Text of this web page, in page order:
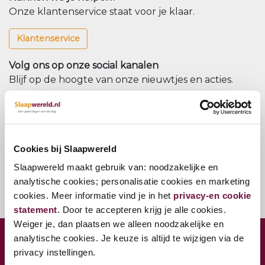
Cookies bij Slaapwereld
Slaapwereld maakt gebruik van: noodzakelijke en
analytische cookies; personalisatie cookies en marketing
cookies. Meer informatie vind je in het privacy-en cookie
statement. Door te accepteren krijg je alle cookies.
Weiger je, dan plaatsen we alleen noodzakelijke en
analytische cookies. Je keuze is altijd te wijzigen via de
privacy instellingen.
Onze klantenservice staat voor je klaar.
Klantenservice
Volg ons op onze social kanalen
Blijf op de hoogte van onze nieuwtjes en acties.
Nieuwsbrief
Nieuwsbrief
CONTACT VESTIGING WOERDEN